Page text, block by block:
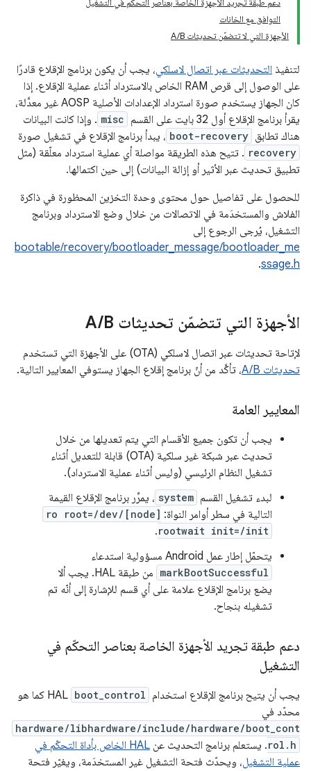
دعم طبقة تجريد الأجهزة الخاصة بعناصر التحكّم في التشغيل
التوافق مع الخانات
الأجهزة التي لا تتضمّن تحديثات A/B
لتنفيذ التحديثات عبر اتصال لاسلكي، يجب أن يكون برنامج الإقلاع قادرًا
على الوصول إلى قرص RAM الخاص بالاسترداد أثناء عملية الإقلاع. إذا
كان الجهاز يستخدم صورة استرداد الإعدادات الأصلية AOSP غير معدَّلة،
يقرأ برنامج الإقلاع أول 32 بايت على القسم
misc . وإذا كانت البيانات
هناك تطابق boot-recovery ، يبدأ برنامج الإقلاع في تشغيل صورة
recovery . تتيح هذه الطريقة مواصلة أي عملية استرداد معلّقة (مثل
تطبيق تحديث عبر الأثير أو إزالة البيانات) إلى حين اكتمالها.
للحصول على تفاصيل حول محتوى وحدة التخزين المحظورة في ذاكرة
الفلاش والمستخدَمة في الاتصالات من خلال وضع الاسترداد وبرنامج
التشغيل، يُرجى الرجوع إلى
bootable/recovery/bootloader_message/bootloader_me
ssage.h
.
الأجهزة التي تتضمّن تحديثات A /B
لإتاحة تحديثات عبر اتصال لاسلكي (OTA) على الأجهزة التي تستخدم
تحديثات A/B
، تأكَّد من أنّ برنامج إقلاع الجهاز يستوفي المعايير التالية.
المعايير العامة
يجب أن تكون جميع الأقسام التي يتم تعديلها من خلال
تحديث عبر شبكة غير سلكية (OTA) قابلة للتعديل أثناء
تشغيل النظام الرئيسي (وليس أثناء عملية الاسترداد).
لبدء تشغيل القسم system ، يمرِّر برنامج الإقلاع القيمة
التالية في سطر أوامر النواة: ro root=/dev/[node]
rootwait init=/init
.
يتحمّل إطار عمل Android مسؤولية استدعاء
markBootSuccessful
من طبقة HAL. يجب ألا
يضع برنامج الإقلاع علامة على أي قسم للإشارة إلى أنّه تم
تشغيله بنجاح.
دعم طبقة تجريد الأجهزة الخاصة بعناصر التحكّم في
التشغيل
يجب أن يتيح برنامج الإقلاع استخدام boot_control
HAL كما هو
محدّد في
hardware/libhardware/include/hardware/boot_cont
rol.h. يستعلم برنامج التحديث عن
HAL الخاص بأداة التحكّم في
عملية التشغيل، ويحدّث فتحة التشغيل غير المستخدَمة، ويغيّر فتحة